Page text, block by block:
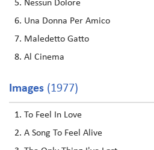
Nessun Dolore
Una Donna Per Amico
Maledetto Gatto
Al Cinema
Images (1977)
To Feel In Love
A Song To Feel Alive